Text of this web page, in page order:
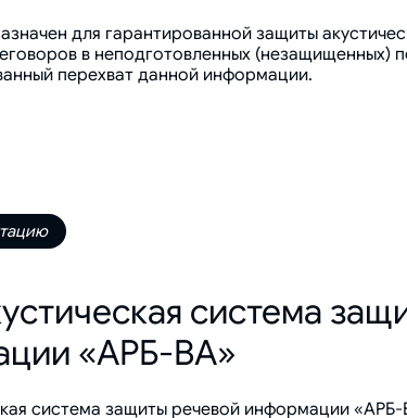
для гарантированной защиты
в неподготовленных (незащищенных)
перехват данной информации.
система
«АРБ-ВА»
система защиты речевой информации